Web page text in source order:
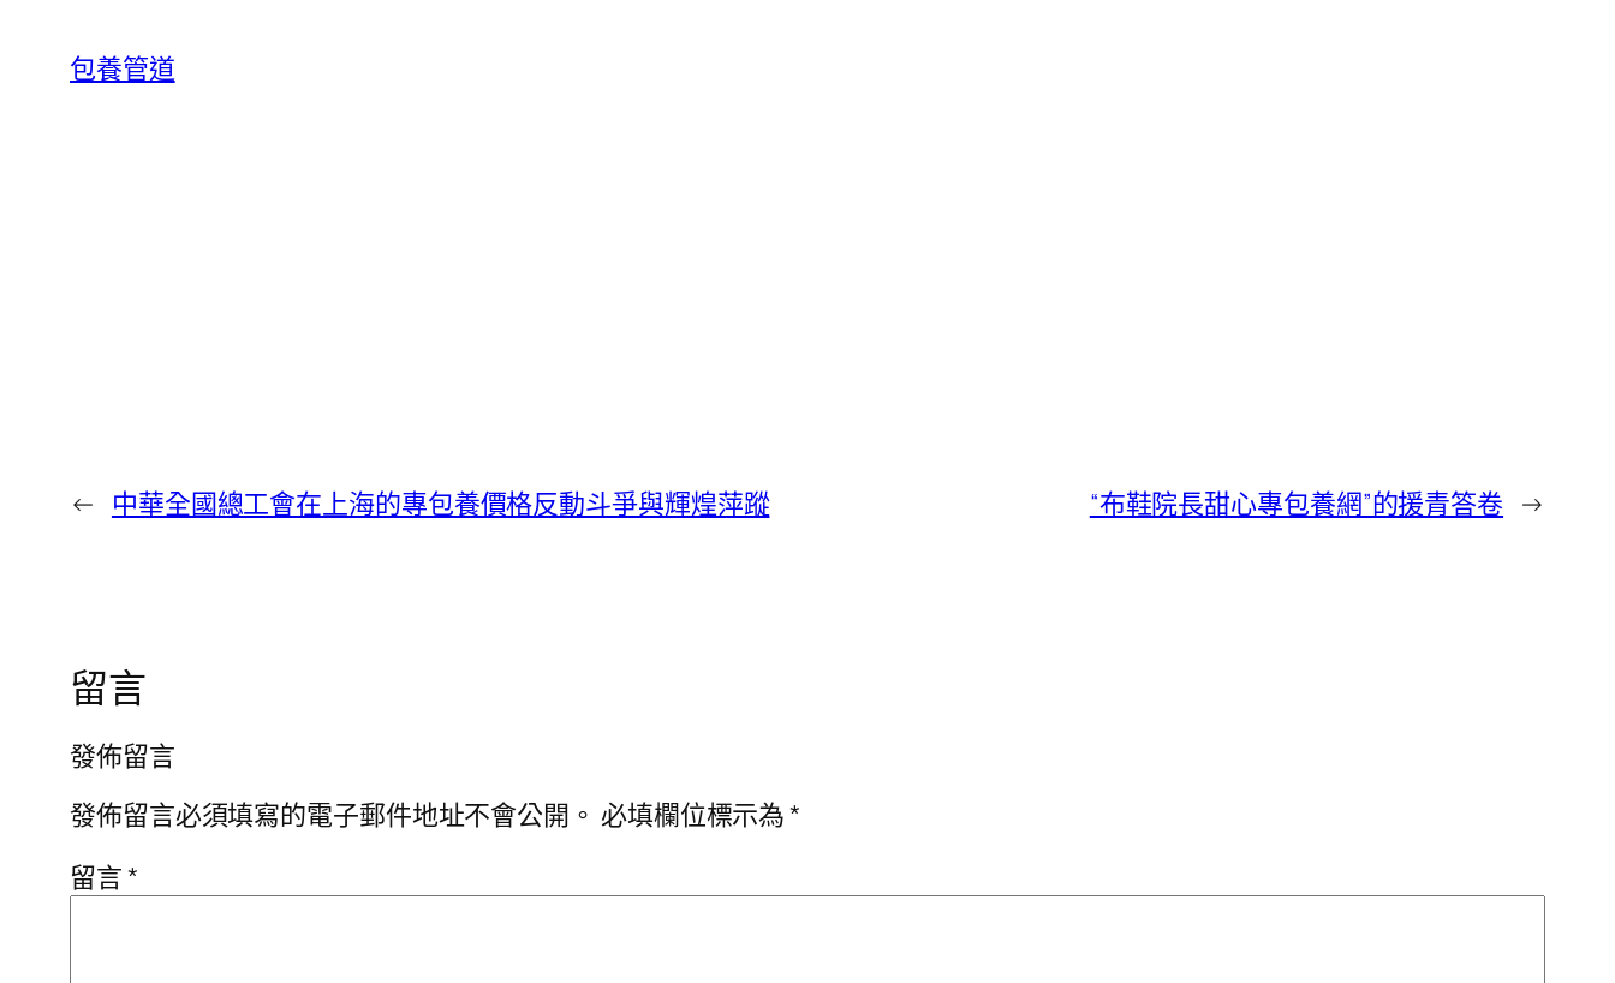
包養管道
← 中華全國總工會在上海的專包養價格反動斗爭與輝煌萍蹤 “布鞋院長甜心專包養網”的援青答卷 →
留言
發佈留言
發佈留言必須填寫的電子郵件地址不會公開。 必填欄位標示為*
留言*